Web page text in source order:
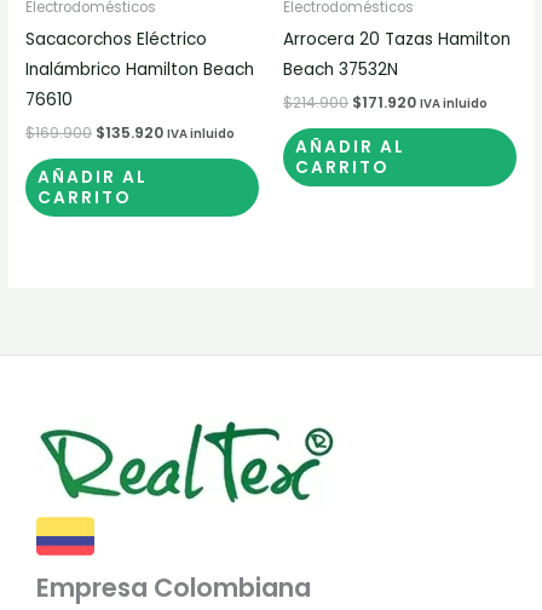
Electrodomésticos
Sacacorchos Eléctrico
Inalámbrico Hamilton Beach
76610
$169.900 $135.920 IVA inluido
AÑADIR AL
CARRITO
Electrodomésticos
Arrocera 20 Tazas Hamilton
Beach 37532N
$214.900 $171.920 IVA inluido
AÑADIR AL
CARRITO
Empresa Colombiana